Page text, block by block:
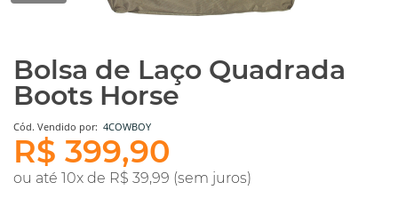
Bolsa de Laço Quadrada
Boots Horse
Cód. Vendido por: 4COWBOY
R$ 399,90
ou até 10x de R$ 39,99 (sem juros)